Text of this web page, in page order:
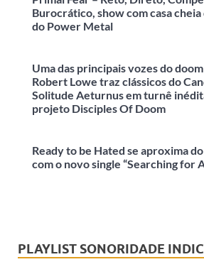
Burocrático, show com casa cheia
do Power Metal
Uma das principais vozes do
Robert Lowe traz clássicos do
Solitude Aeturnus em turnê
projeto Disciples Of Doom
Ready to be Hated se aproxima
com o novo single “Searching for
PLAYLIST SONORIDADE